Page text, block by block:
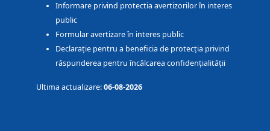
Informare privind protectia avertizorilor în interes
public
Formular avertizare în interes public
Declarație pentru a beneficia de protecția privind
răspunderea pentru încălcarea confidențialității
Ultima actualizare:06-08-2026